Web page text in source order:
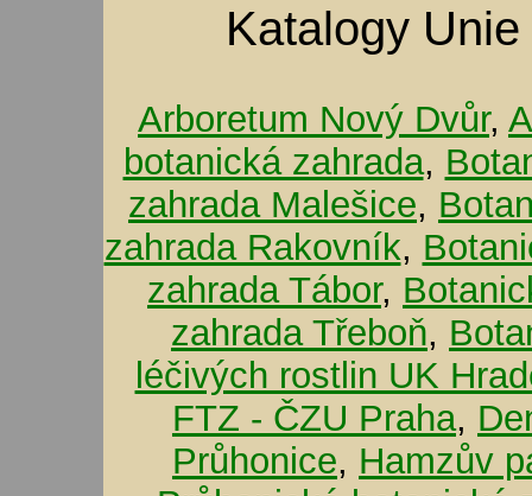
Katalogy
Arboretum Nový Dvůr,
botanická zahrada,
zahrada Malešice,
zahrada Rakovník,
zahrada Tábor,
zahrada Třeboň,
léčivých rostlin UK
FTZ - ČZU Praha,
Průhonice, Hamzův